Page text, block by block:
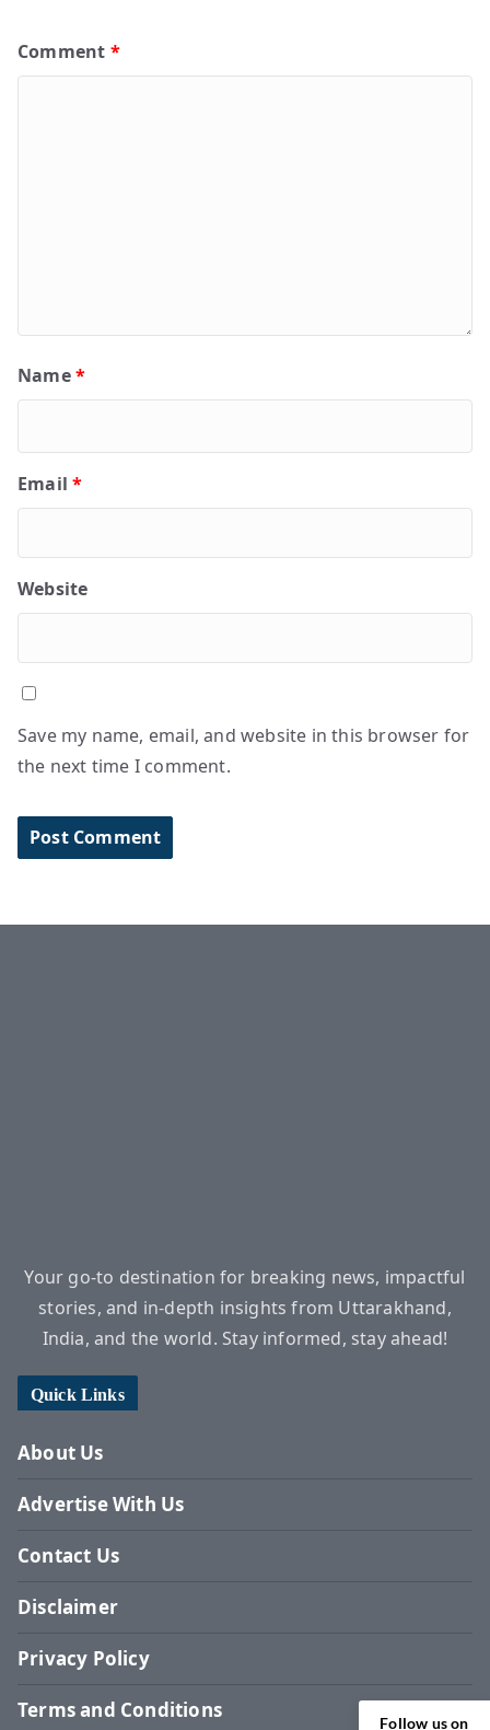
Comment *
Name*
Email*
Website
Save my name, email, and website in this browser for
the next time I comment.
Your go-to destination for breaking news, impactful
stories, and in-depth insights from Uttarakhand,
India, and the world. Stay informed, stay ahead!
Quick Links
About Us
Advertise With Us
Contact Us
Disclaimer
Privacy Policy
Terms and Conditions
Follow us on